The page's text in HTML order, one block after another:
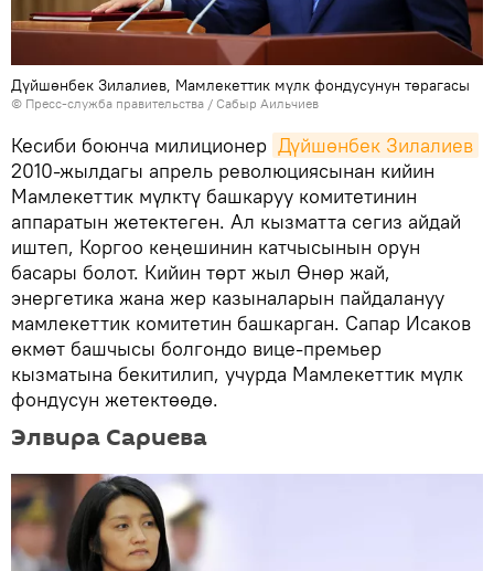
Дүйшөнбек Зилалиев, Мамлекеттик мүлк фондусунун төрагасы
© Пресс-служба правительства / Сабыр Аильчиев
Кесиби боюнча милиционер Дүйшөнбек Зилалиев
2010-жылдагы апрель революциясынан кийин
Мамлекеттик мүлктү башкаруу комитетинин
аппаратын жетектеген. Ал кызматта сегиз айдай
иштеп, Коргоо кеңешинин катчысынын орун
басары болот. Кийин төрт жыл Өнөр жай,
энергетика жана жер казыналарын пайдалануу
мамлекеттик комитетин башкарган. Сапар Исаков
өкмөт башчысы болгондо вице-премьер
кызматына бекитилип, учурда Мамлекеттик мүлк
фондусун жетектөөдө.
Элвира Сариева